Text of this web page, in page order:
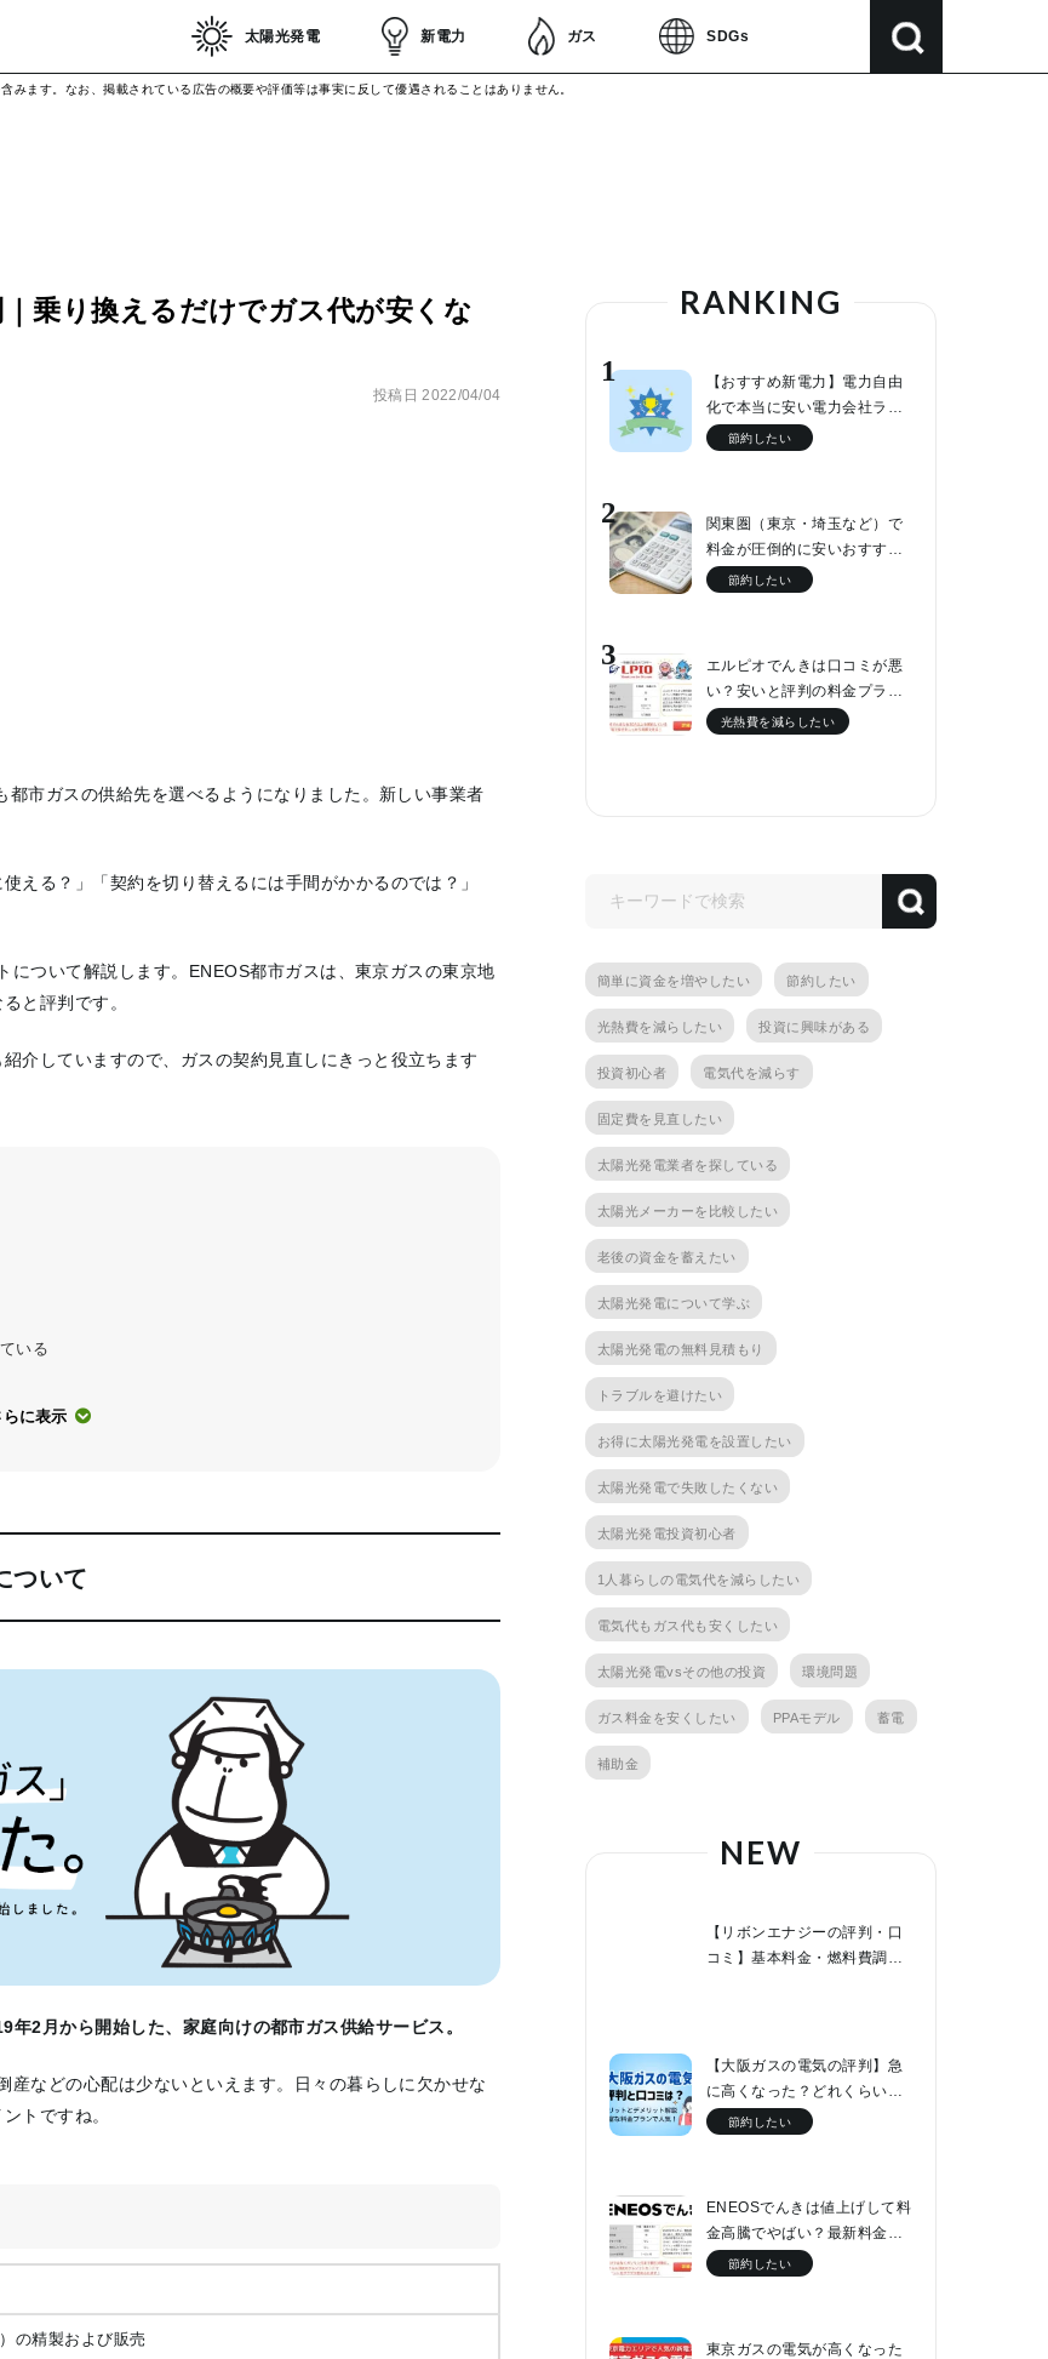
太陽光発電 新電力 ガス SDGs
みます。なお、掲載されている広告の概要や評価等は事実に反して優遇されることはありません。
乗り換えるだけでガス代が安くな
投稿日2022/04/04
市ガスの供給先を選べるようになりました。新しい事業者
える？」「契約を切り替えるには手間がかかるのでは？」
ついて解説します。ENEOS都市ガスは、東京ガスの東京地
と評判です。
介していますので、ガスの契約見直しにきっと役立ちます
いる
らに表示
ついて
2月から開始した、家庭向けの都市ガス供給サービス。
などの心配は少ないといえます。日々の暮らしに欠かせな
トですね。
の精製および販売
RANKING
1
【おすすめ新電力】電力自由
化で本当に安い電力会社ラ…
節約したい
2
関東圏（東京・埼玉など）で
料金が圧倒的に安いおすす…
節約したい
3
エルピオでんきは口コミが悪
い？安いと評判の料金プラ…
光熱費を減らしたい
簡単に資金を増やしたい 節約したい
光熱費を減らしたい 投資に興味がある
投資初心者 電気代を減らす
固定費を見直したい
太陽光発電業者を探している
太陽光メーカーを比較したい
老後の資金を蓄えたい
太陽光発電について学ぶ
太陽光発電の無料見積もり
トラブルを避けたい
お得に太陽光発電を設置したい
太陽光発電で失敗したくない
太陽光発電投資初心者
1人暮らしの電気代を減らしたい
電気代もガス代も安くしたい
太陽光発電vsその他の投資 環境問題
ガス料金を安くしたい PPAモデル 蓄電
補助金
NEW
【リボンエナジーの評判・口
コミ】基本料金・燃料費調整
【大阪ガスの電気の評判】急
に高くなった？どれくらい値
上げした？他社と料金比較！
節約したい
ENEOSでんきは値上げして料
金高騰でやばい？最新料金表
と口コミをチェック
節約したい
東京ガスの電気が高くなった